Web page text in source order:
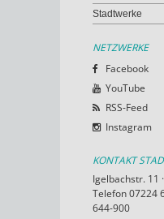
Stadtwerke
NETZWERKE
Facebook
YouTube
RSS-Feed
Instagram
KONTAKT
Igelbachstr. 11
Telefon 07224
644-900